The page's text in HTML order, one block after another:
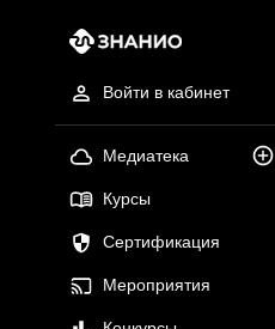
Войти в кабинет
Медиатека
Курсы
Сертификация
Мероприятия